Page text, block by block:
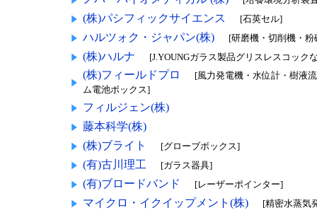
(株)パシフィックサイエンス [石英セル]
ハルツォク・ジャパン(株) [研磨機・切削機・
(株)ハルナ [J.YOUNGガラス製品グリスレスコック
(株)フィールドプロ
[風力発電機・水位計・樹液
ム電池ボックス]
フィルジェン(株)
藤本科学(株)
(株)ブライト
[グローブボックス]
(有)古川理工 [ガラス器具]
(有)ブロードバンド [レーザーポインター]
マイクロ・イクイップメント(株) [精密水蒸気